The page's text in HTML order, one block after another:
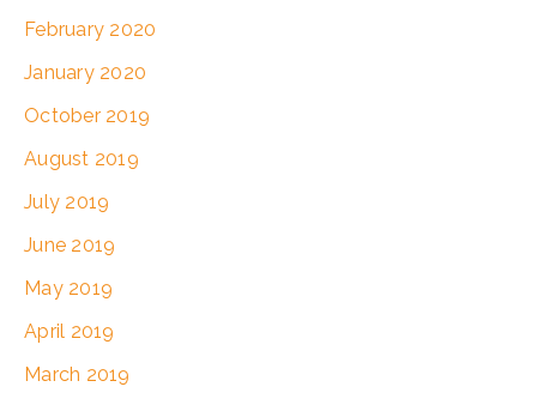
February 2020
January 2020
October 2019
August 2019
July 2019
June 2019
May 2019
April 2019
March 2019